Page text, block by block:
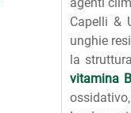
Capelli &
unghie
la
vitamina